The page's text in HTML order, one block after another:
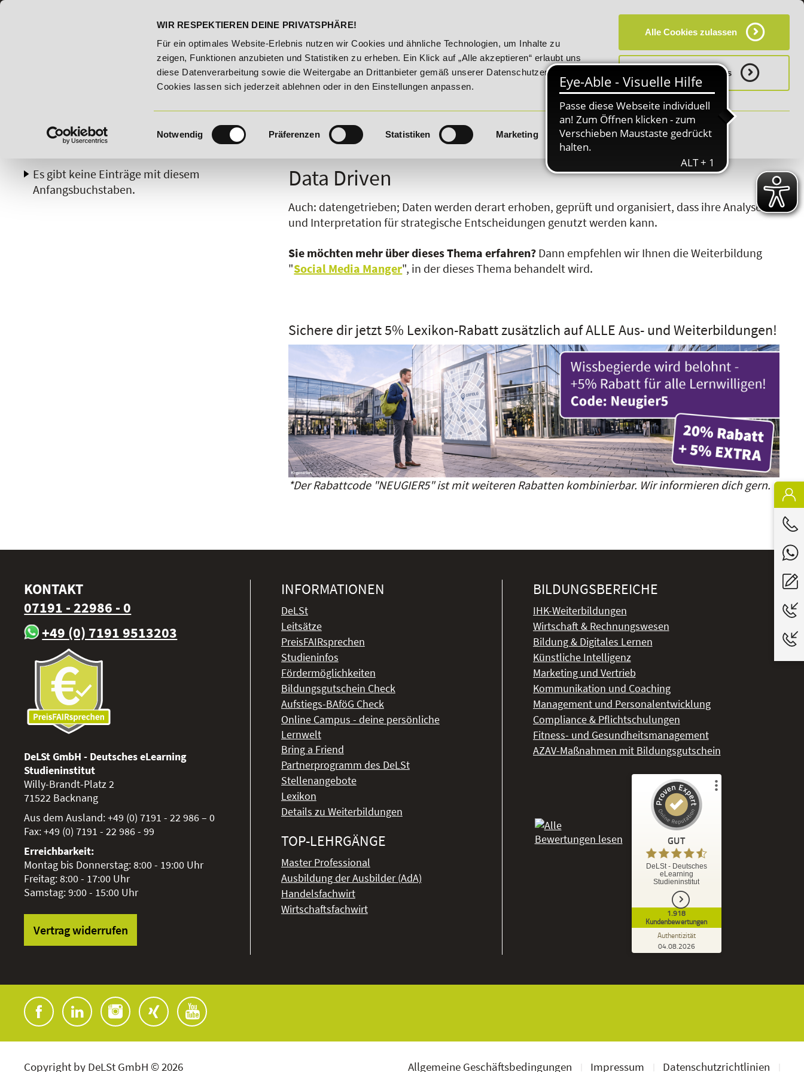
WIR RESPEKTIEREN DEINE PRIVATSPHÄRE!
Für ein optimales Website-Erlebnis nutzen wir Cookies und ähnliche Technologien, um Inhalte zu
zeigen, Funktionen anzubieten und Statistiken zu erheben. Ein Klick auf „Alle akzeptieren“ erlaubt uns
diese Datenverarbeitung sowie die Weitergabe an Drittanbieter gemäß unserer Datenschutzerklärung.
Cookies lassen sich jederzeit ablehnen oder in den Einstellungen anpassen.
Einwilligungsauswahl
Notwendig Präferenzen Statistiken Marketing Details zeigen
Alle Cookies zulassen
Notwenige Cookies
HÄUFIG GESTELLTE FRAGEN (FAQ) CAMPUS
20% Rabatt bis 03.09.2026 - Bildungsroute! 20% Rabatt bis 03.09.2026 - Bildungsroute! 20% Rabatt bis 03.09.2026 - Bildungsroute! 20% Rabatt
B C G H K L O P S T
Data Driven
Auch: datengetrieben; Daten werden derart erhoben, geprüft und organisiert, dass ihre Analyse
und Interpretation für strategische Entscheidungen genutzt werden kann.
Sie möchten mehr über dieses Thema erfahren? Dann empfehlen wir Ihnen die Weiterbildung
"Social Media Manger", in der dieses Thema behandelt wird.
Sichere dir jetzt 5% Lexikon-Rabatt zusätzlich auf ALLE Aus- und Weiterbildungen!
*Der Rabattcode "NEUGIER5" ist mit weiteren Rabatten kombinierbar. Wir informieren dich gern.
Es gibt keine Einträge mit diesem
Anfangsbuchstaben.
KONTAKT
07191 - 22986 - 0
+49 (0) 7191 9513203
DeLSt GmbH - Deutsches eLearning
Studieninstitut
Willy-Brandt-Platz 2
71522 Backnang
Aus dem Ausland:+49 (0) 7191 - 22 986 – 0
Fax:+49 (0) 7191 - 22 986 - 99
Erreichbarkeit:
Montag bis Donnerstag: 8:00 - 19:00 Uhr
Freitag: 8:00 - 17:00 Uhr
Samstag: 9:00 - 15:00 Uhr
Vertrag widerrufen
INFORMATIONEN
DeLSt
Leitsätze
PreisFAIRsprechen
Studieninfos
Fördermöglichkeiten
Bildungsgutschein Check
Aufstiegs-BAföG Check
Online Campus - deine persönliche
Lernwelt
Bring a Friend
Partnerprogramm des DeLSt
Stellenangebote
Lexikon
Details zu Weiterbildungen
TOP-LEHRGÄNGE
Master Professional
Ausbildung der Ausbilder (AdA)
Handelsfachwirt
Wirtschaftsfachwirt
BILDUNGSBEREICHE
IHK-Weiterbildungen
Wirtschaft & Rechnungswesen
Bildung & Digitales Lernen
Künstliche Intelligenz
Marketing und Vertrieb
Kommunikation und Coaching
Management und Personalentwicklung
Compliance & Pflichtschulungen
Fitness- und Gesundheitsmanagement
AZAV-Maßnahmen mit Bildungsgutschein
GUT
DeLSt - Deutsches
eLearning
Studieninstitut
1.918
Kundenbewertungen
Authentizität
04.08.2026
Kundenbewertungen und Erfahrungen zu
DeLSt - Deutsches eLearning Studieninstitut
ProvenExpert.com
ProvenExpert.com
1.827
Bewertungen von
Copyright by DeLSt GmbH © 2026 Allgemeine Geschäftsbedingungen Impressum Datenschutzrichtlinien